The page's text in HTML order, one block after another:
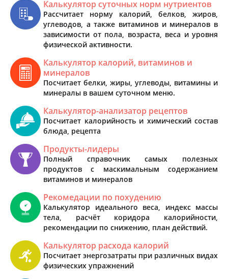
Калькулятор суточных норм нутриентов
Рассчитает норму калорий, белков, жиров,
углеводов, а также витаминов и минералов в
зависимости от пола, возраста, веса и уровня
физической активности.
Калькулятор калорий, витаминов и
минералов
Посчитает белки, жиры, углеводы, витамины и
минералы в вашем суточном меню.
Калькулятор-анализатор рецептов
Посчитает калорийность и химический состав
блюда, рецепта
Продукты-лидеры
Полный справочник самых полезных
продуктов с маскимальным содержанием
витаминов и минералов
Рекомедации по похудению
Калькулятор идеального веса, индекс массы
тела, расчёт коридора калорийности,
рекомендации по снижению, план действий.
Калькулятор расхода калорий
Посчитает энергозатраты при различных видах
физических упражнений